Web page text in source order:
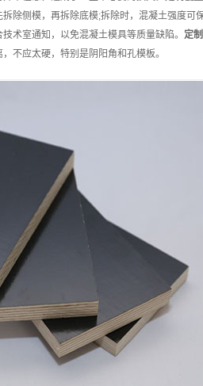
除侧模，再拆除底模;拆除时，混凝土强度可
术室通知，以免混凝土模具等质量缺陷。 定制
不应太硬，特别是阴阳角和孔模板。